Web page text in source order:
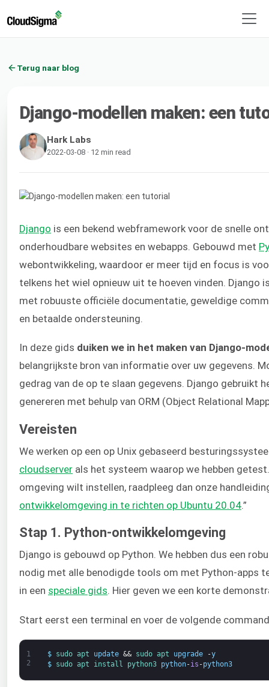
Terug naar blog
Django-modellen maken: een
Hark Labs
2022-03-08 · 12 min read
Django is een bekend webframework voor de snelle
onderhoudbare websites en webapps. Gebouwd met
webontwikkeling, waardoor er meer tijd en focus is
telkens het wiel opnieuw uit te hoeven vinden. Django
met robuuste officiële documentatie, geweldige
en betaalde ondersteuning.
In deze gids duiken we in het maken van Django-
belangrijkste bron van informatie over uw gegevens.
gedrag van de op te slaan gegevens. Django gebruikt
genereren met behulp van ORM (Object Relational
Vereisten
We werken op een op Unix gebaseerd
cloudserver als het systeem waarop we hebben
omgeving wilt instellen, raadpleeg dan onze
ontwikkelomgeving in te richten op Ubuntu 20.04.”
Stap 1. Python-ontwikkelomgeving
Django is gebouwd op Python. We hebben dus een
nodig met alle benodigde tools om met Python-apps
in een speciale gids. Hier geven we een korte
Start eerst een terminal en voer de volgende
1
2
$ sudo apt update && sudo apt upgrade -y
$
sudo apt install python3 python-is -python3